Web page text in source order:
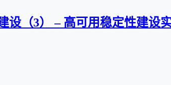
设（3） – 高可用稳定性建设